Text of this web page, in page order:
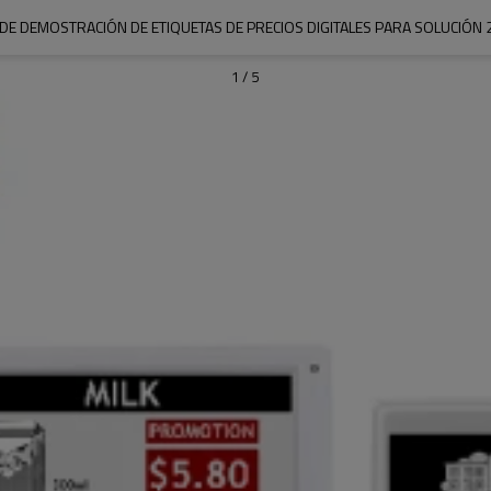
DEMOSTRACIÓN DE ETIQUETAS DE PRECIOS DIGITALES PARA SOLUCIÓN
1 / 5